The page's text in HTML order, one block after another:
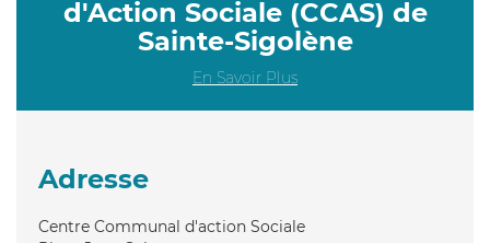
d'Action Sociale (CCAS) de
Sainte-Sigolène
En Savoir Plus
Adresse
Centre Communal d'action Sociale